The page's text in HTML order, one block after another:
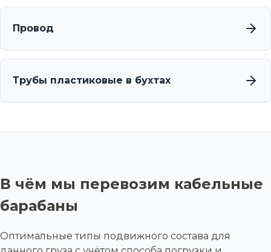
Провод
Трубы пластиковые в бухтах
В чём мы перевозим кабельные
барабаны
Оптимальные типы подвижного состава для